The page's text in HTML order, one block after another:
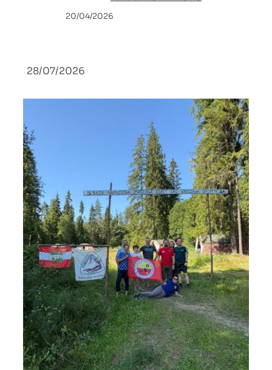
20/04/2026
28/07/2026